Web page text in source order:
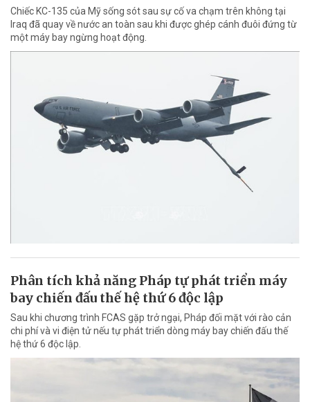
Chiếc KC-135 của Mỹ sống sót sau sự cố va chạm trên không tại
Iraq đã quay về nước an toàn sau khi được ghép cánh đuôi đứng từ
một máy bay ngừng hoạt động.
Phân tích khả năng Pháp tự phát triển máy
bay chiến đấu thế hệ thứ 6 độc lập
Sau khi chương trình FCAS gặp trở ngại, Pháp đối mặt với rào cản
chi phí và vi điện tử nếu tự phát triển dòng máy bay chiến đấu thế
hệ thứ 6 độc lập.